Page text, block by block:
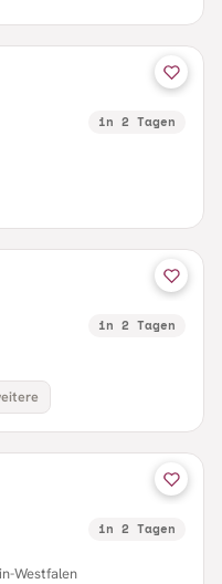
in 2 Tagen
in 2 Tagen
in 2 Tagen
Westfalen